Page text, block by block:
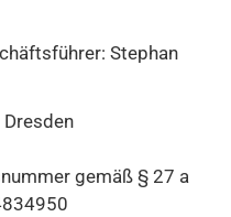
Stephan
gemäß § 27 a